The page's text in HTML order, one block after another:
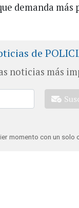
demanda
de
noticias más
momento con un solo